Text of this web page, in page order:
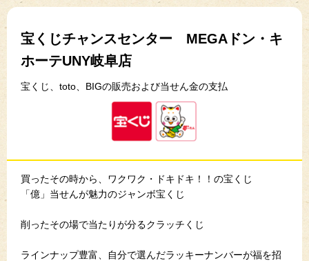
宝くじチャンスセンター MEGAドン・キ
ホーテUNY岐阜店
宝くじ、toto、BIGの販売および当せん金の支払
買ったその時から、ワクワク・ドキドキ！！の宝くじ
「億」当せんが魅力のジャンボ宝くじ
削ったその場で当たりが分るクラッチくじ
ラインナップ豊富、自分で選んだラッキーナンバーが福を招